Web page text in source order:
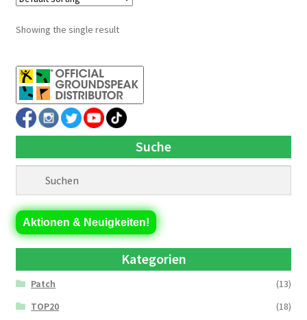
Showing the single result
Suche
Aktionen & Neuigkeiten!
Kategorien
Patch
(13)
TOP20
(18)